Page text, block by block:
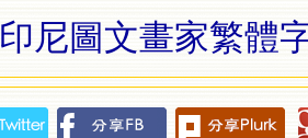
印尼圖文畫家繁體